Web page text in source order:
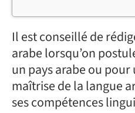
Il est conseillé de
arabe lorsqu’on
un pays arabe ou
maîtrise de la langue
ses compétences